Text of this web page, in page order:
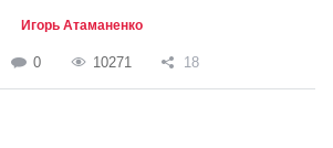
Игорь Атаманенко
0 10271 18